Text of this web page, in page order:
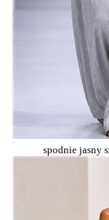
spodnie jasny